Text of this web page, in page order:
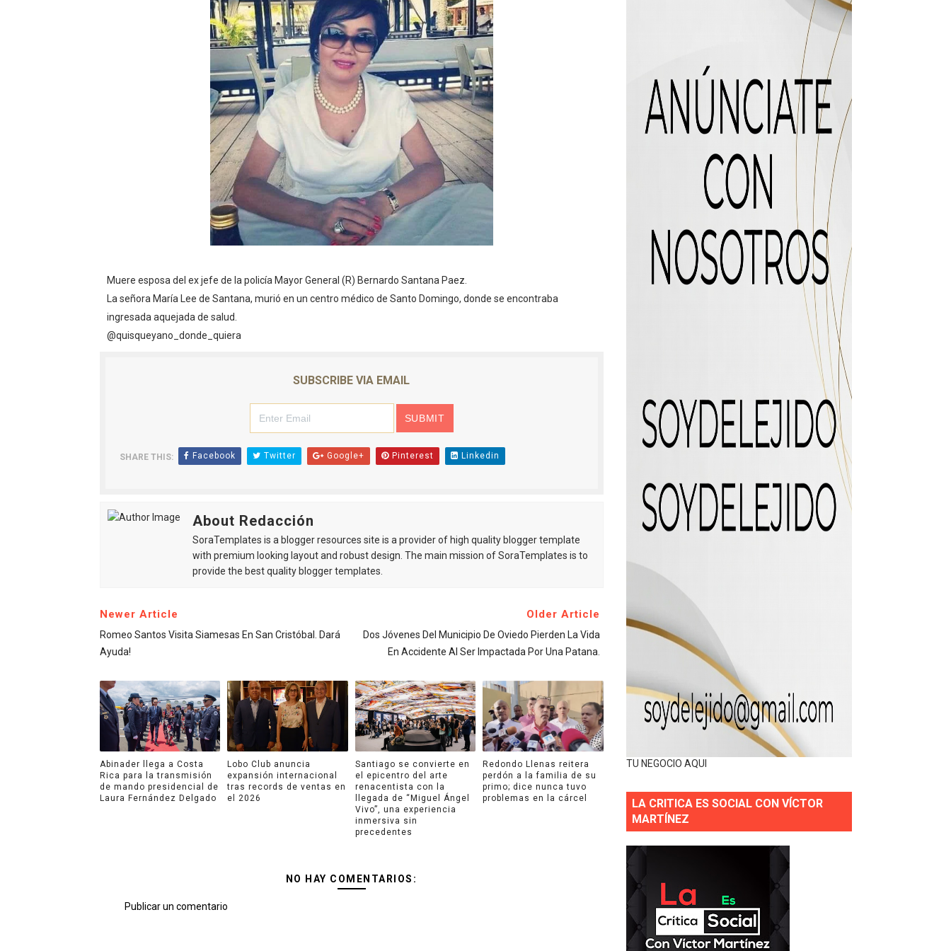
Un sismo de magnitud 3,4 se registra en una provincia amazónica de Ecuador
Incendio en Grecia quema 12,600 hectáreas y obliga a nuevas evacuaciones
Pacheman apuesta por la evolución del merengue típico moderno con el lanzamiento de “Cosas Locas”
Un derrumbe en el centro de Cuba deja dos personas muertas y otra herida
Condenan a dos 'streamers' franceses por torturar hasta la muerte a su colega en directo
Muere esposa del ex jefe de la policía Mayor General (R) Bernardo Santana Paez.
La señora María Lee de Santana, murió en un centro médico de Santo Domingo, donde se encontraba
ingresada aquejada de salud.
@quisqueyano_donde_quiera
SUBSCRIBE VIA EMAIL
SHARE THIS: Facebook Twitter Google+ Pinterest Linkedin
About Redacción
SoraTemplates is a blogger resources site is a provider of high quality blogger template
with premium looking layout and robust design. The main mission of SoraTemplates is to
provide the best quality blogger templates.
Newer Article
Romeo Santos Visita Siamesas En San Cristóbal. Dará
Ayuda!
Older Article
Dos Jóvenes Del Municipio De Oviedo Pierden La Vida
En Accidente Al Ser Impactada Por Una Patana.
Abinader llega a Costa
Rica para la transmisión
de mando presidencial de
Laura Fernández Delgado
Lobo Club anuncia
expansión internacional
tras records de ventas en
el 2026
Santiago se convierte en
el epicentro del arte
renacentista con la
llegada de “Miguel Ángel
Vivo”, una experiencia
inmersiva sin
precedentes
Redondo Llenas reitera
perdón a la familia de su
primo; dice nunca tuvo
problemas en la cárcel
NO HAY COMENTARIOS:
Publicar un comentario
TU NEGOCIO AQUI
LA CRITICA ES SOCIAL CON VÍCTOR
MARTÍNEZ